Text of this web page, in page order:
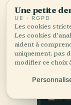
Une petite
UE · RGPD
Les cookies
Les cookies
aident à
uniquement, pas
modifier ce choix